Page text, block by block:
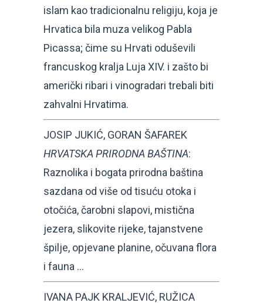
islam kao tradicionalnu religiju, koja je
Hrvatica bila muza velikog Pabla
Picassa; čime su Hrvati oduševili
francuskog kralja Luja XIV. i zašto bi
američki ribari i vinogradari trebali biti
zahvalni Hrvatima.
JOSIP JUKIĆ, GORAN ŠAFAREK
HRVATSKA PRIRODNA BAŠTINA:
Raznolika i bogata prirodna baština
sazdana od više od tisuću otoka i
otočića, čarobni slapovi, mistična
jezera, slikovite rijeke, tajanstvene
špilje, opjevane planine, očuvana flora
i fauna …
IVANA PAJK KRALJEVIĆ, RUŽICA